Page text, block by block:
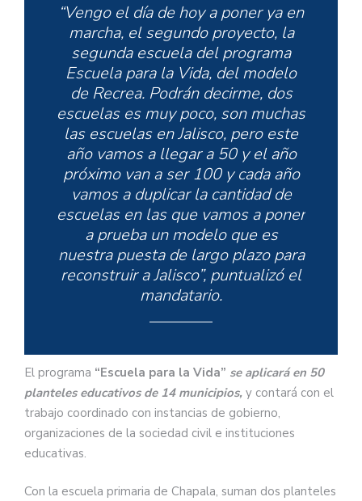
“Vengo el día de hoy a poner ya en
marcha, el segundo proyecto, la
segunda escuela del programa
Escuela para la Vida, del modelo
de Recrea. Podrán decirme, dos
escuelas es muy poco, son muchas
las escuelas en Jalisco, pero este
año vamos a llegar a 50 y el año
próximo van a ser 100 y cada año
vamos a duplicar la cantidad de
escuelas en las que vamos a poner
a prueba un modelo que es
nuestra puesta de largo plazo para
reconstruir a Jalisco”, puntualizó el
mandatario.
El programa “Escuela para la Vida” se aplicará en 50
planteles educativos de 14 municipios, y contará con el
trabajo coordinado con instancias de gobierno,
organizaciones de la sociedad civil e instituciones
educativas.
Con la escuela primaria de Chapala, suman dos planteles